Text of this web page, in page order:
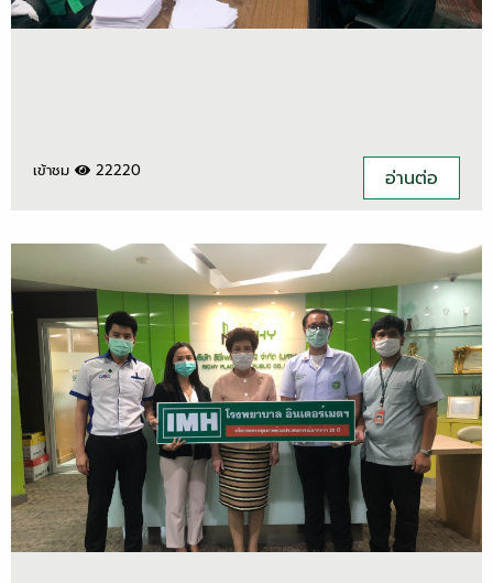
เข้าชม 22220 อ่านต่อ